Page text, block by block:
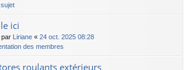
ici
par Liriane « 24 oct. 2025 08:28
des membres
roulants extérieurs